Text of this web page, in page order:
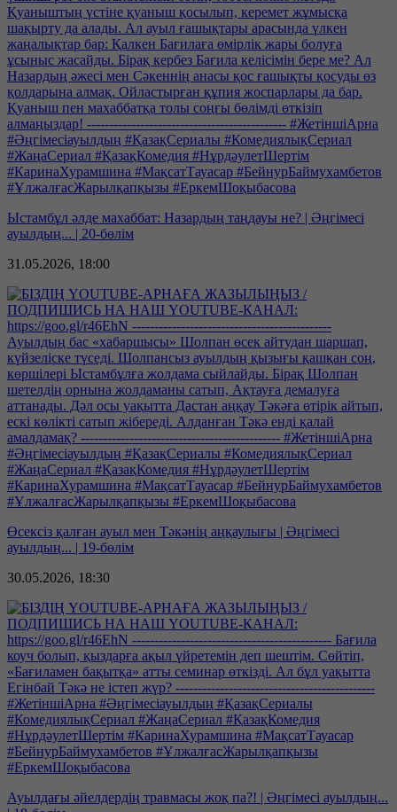
Ыстамбұл әлде махаббат: Назардың таңдауы не? | Әңгімесі
ауылдың... | 20-бөлім
31.05.2026, 18:00
Өсексіз қалған ауыл мен Тәкәнің аңқаулығы | Әңгімесі
ауылдың... | 19-бөлім
30.05.2026, 18:30
Ауылдағы әйелдердің травмасы жоқ па?! | Әңгімесі ауылдың...